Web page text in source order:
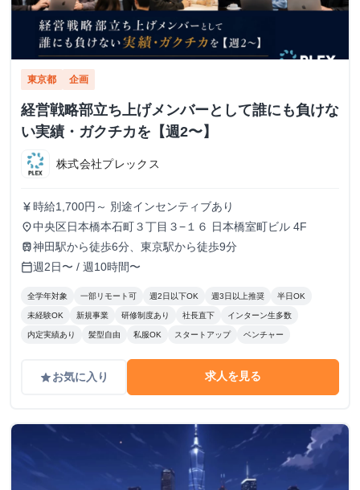
東京都 企画
経営戦略部立ち上げメンバーとして誰にも負けな
い実績・ガクチカを【週2〜】
株式会社プレックス
currency_yen 時給1,700円～ 別途インセンティブあり
place中央区日本橋本石町３丁目３−１６ 日本橋室町ビル 4F
train神田駅から徒歩6分、東京駅から徒歩9分
calendar_today週2日〜 / 週10時間〜
全学年対象 一部リモート可 週2日以下OK 週3日以上推奨 半日OK
未経験OK 新規事業 研修制度あり 社長直下 インターン生多数
内定実績あり 髪型自由 私服OK スタートアップ ベンチャー
gradeお気に入り 求人を見る